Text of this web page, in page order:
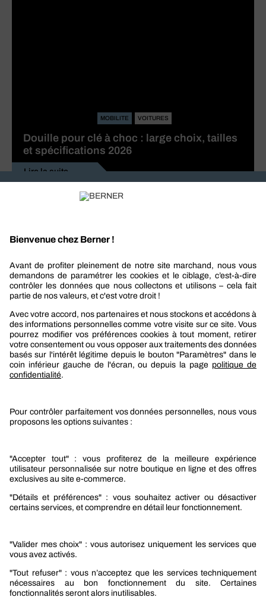
MOBILITE VOITURES
Douille pour clé à choc : large choix, tailles
et spécifications 2026
Lire la suite
Berner
Boutique Berner
Boutique Berner Industry Services
Le groupe Berner
Nos produits
Sélection produits automobile
Sélection produits bâtiment
Promotions
Nouveautés mobilité
Nouveautés construction